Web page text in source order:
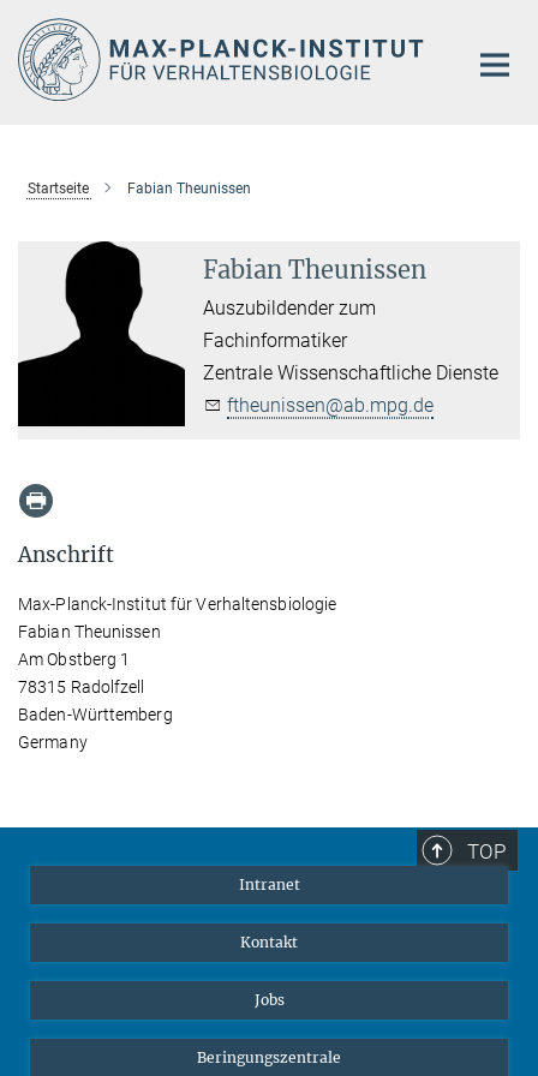
Hauptinhalt
Startseite Fabian Theunissen
Fabian Theunissen
Auszubildender zum
Fachinformatiker
Zentrale Wissenschaftliche Dienste
ftheunissen@ab.mpg.de
Anschrift
Max-Planck-Institut für Verhaltensbiologie
Fabian Theunissen
Am Obstberg 1
78315 Radolfzell
Baden-Württemberg
Germany
TOP
Intranet
Kontakt
Jobs
Beringungszentrale